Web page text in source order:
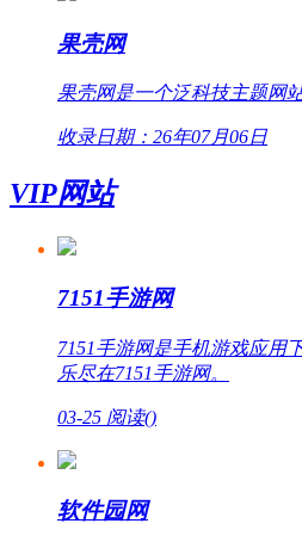
果壳网
果壳网是一个泛科技主题网
收录日期：26年07月06日
VIP网站
7151手游网
7151手游网是手机游戏应用
乐尽在7151手游网。
03-25 阅读()
软件园网